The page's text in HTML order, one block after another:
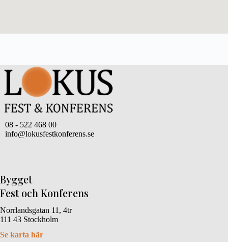
08 - 522 468 00
info@lokusfestkonferens.se
Bygget
Fest och Konferens
Norrlandsgatan 11, 4tr
111 43 Stockholm
Se karta här